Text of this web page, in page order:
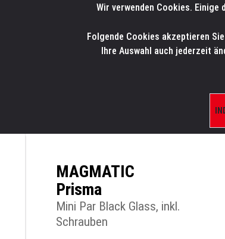
HOME
MAGMATIC
Prisma
Mini Par Black Glass, inkl.
Schrauben
Wir verwenden Cookies. Einige
Folgende Cookies akzeptieren
Ihre Auswahl auch jederzeit